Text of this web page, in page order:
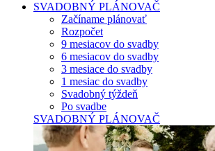
SVADOBNÝ PLÁNOVAČ
Začíname plánovať
Rozpočet
9 mesiacov do svadby
6 mesiacov do svadby
3 mesiace do svadby
1 mesiac do svadby
Svadobný týždeň
Po svadbe
SVADOBNÝ PLÁNOVAČ